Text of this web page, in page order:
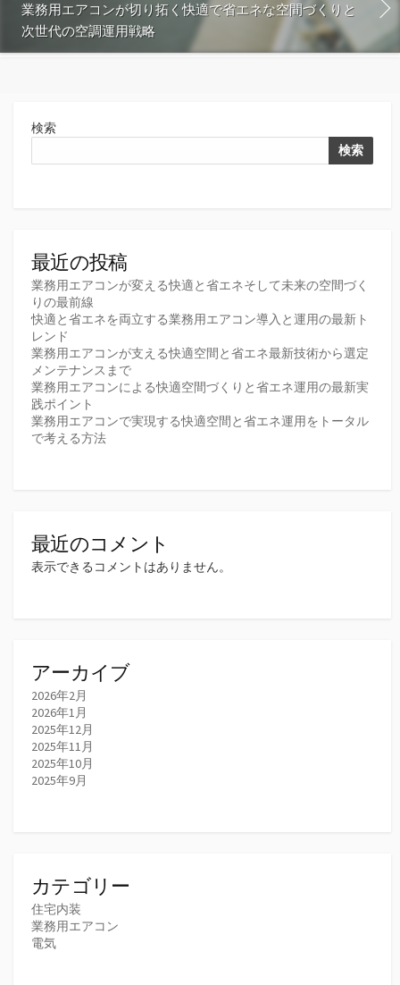
業務用エアコンが切り拓く快適で省エネな空間づくりと
次世代の空調運用戦略
検索
検索
最近の投稿
業務用エアコンが変える快適と省エネそして未来の空間づく
りの最前線
快適と省エネを両立する業務用エアコン導入と運用の最新ト
レンド
業務用エアコンが支える快適空間と省エネ最新技術から選定
メンテナンスまで
業務用エアコンによる快適空間づくりと省エネ運用の最新実
践ポイント
業務用エアコンで実現する快適空間と省エネ運用をトータル
で考える方法
最近のコメント
表示できるコメントはありません。
アーカイブ
2026年2月
2026年1月
2025年12月
2025年11月
2025年10月
2025年9月
カテゴリー
住宅内装
業務用エアコン
電気